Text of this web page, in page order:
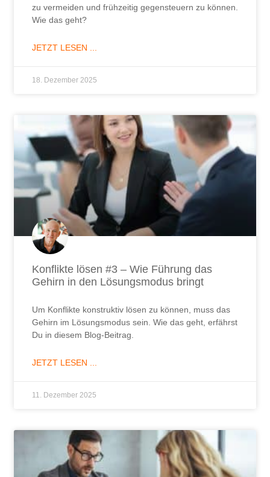
zu vermeiden und frühzeitig gegensteuern zu können.
Wie das geht?
JETZT LESEN ...
18. Dezember 2025
Konflikte lösen #3 – Wie Führung das
Gehirn in den Lösungsmodus bringt
Um Konflikte konstruktiv lösen zu können, muss das
Gehirn im Lösungsmodus sein. Wie das geht, erfährst
Du in diesem Blog-Beitrag.
JETZT LESEN ...
11. Dezember 2025